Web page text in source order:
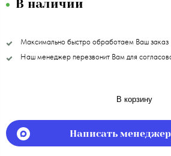
В наличии
Максимально быстро обработаем Ваш заказ
Наш менеджер перезвонит Вам для
В корзину
Написать